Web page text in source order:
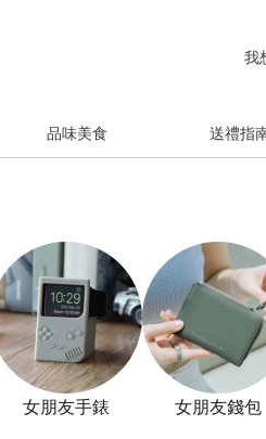
我
品味美食 送禮指
女朋友手錶 女朋友錢包